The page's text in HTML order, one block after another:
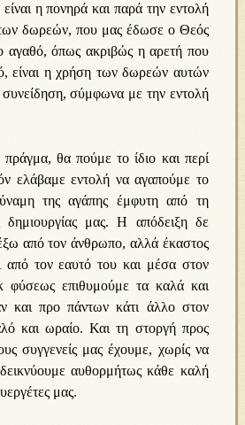
είναι η πονηρά και παρά την εντολή
δωρεών, που μας έδωσε ο Θεός
αγαθό, όπως ακριβώς η αρετή που
είναι η χρήση των δωρεών αυτών
σύμφωνα με την εντολή
πράγμα, θα πούμε το ίδιο και περί
ελάβαμε εντολή να αγαπούμε το
της αγάπης έμφυτη από τη
δημιουργίας μας. Η απόδειξη δε
από τον άνθρωπο, αλλά έκαστος
από τον εαυτό του και μέσα στον
φύσεως επιθυμούμε τα καλά και
και προ πάντων κάτι άλλο στον
και ωραίο. Και τη στοργή προς
συγγενείς μας έχουμε, χωρίς να
αυθορμήτως κάθε καλή
μας.